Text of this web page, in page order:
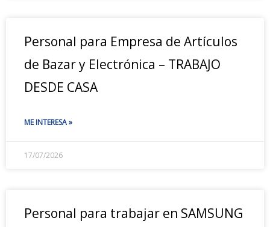
Personal para Empresa de Artículos
de Bazar y Electrónica – TRABAJO
DESDE CASA
ME INTERESA »
17/07/2026
Personal para trabajar en SAMSUNG